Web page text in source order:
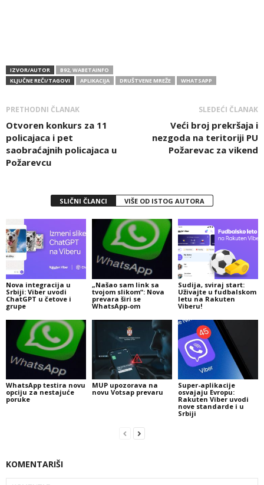
IZVOR/AUTOR
B92, WABETAINFO
KLJUČNE REČI/TAGOVI
APLIKACIJA DRUŠTVENE MREŽE WHATSAPP
PRETHODNI ČLANAK
Otvoren konkurs za 11
policajaca i pet
saobraćajnih policajaca u
Požarevcu
SLEDEĆI ČLANAK
Veći broj prekršaja i
nezgoda na teritoriji PU
Požarevac za vikend
SLIČNI ČLANCI VIŠE OD ISTOG AUTORA
Nova integracija u
Srbiji: Viber uvodi
ChatGPT u četove i
grupe
„Našao sam link sa
tvojom slikom“: Nova
prevara širi se
WhatsApp-om
Sudija, sviraj start:
Uživajte u fudbalskom
letu na Rakuten
Viberu!
WhatsApp testira novu
opciju za nestajuće
poruke
MUP upozorava na
novu Votsap prevaru
Super-aplikacije
osvajaju Evropu:
Rakuten Viber uvodi
nove standarde i u
Srbiji
KOMENTARIŠI